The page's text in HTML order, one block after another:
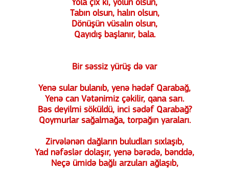
Yola çıx ki, yolun olsun,
Tabın olsun, halın olsun,
Dönüşün vüsalın olsun,
Qayıdış başlanır, bala.
Bir səssiz yürüş də var
Yenə sular bulanıb, yenə hədəf Qarabağ,
Yenə can Vətənimiz çəkilir, qana sarı.
Bəs deyilmi söküldü, inci sədəf Qarabağ?
Qoymurlar sağalmağa, torpağın yaraları.
Zirvələnən dağların buludları sıxlaşıb,
Yad nəfəslər dolaşır, yenə bərədə, bənddə,
Neçə ümidə bağlı arzuları ağlaşıb,